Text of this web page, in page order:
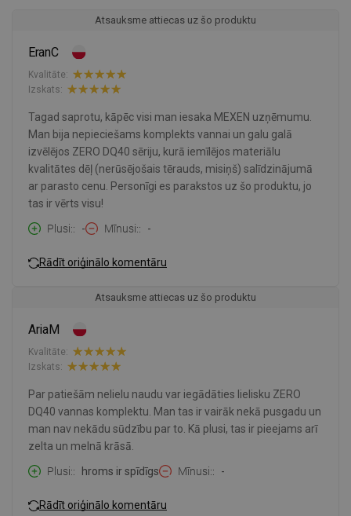
Atsauksme attiecas uz šo produktu
EranC
Kvalitāte:
Izskats:
Tagad saprotu, kāpēc visi man iesaka MEXEN uzņēmumu.
Man bija nepieciešams komplekts vannai un galu galā
izvēlējos ZERO DQ40 sēriju, kurā iemīlējos materiālu
kvalitātes dēļ (nerūsējošais tērauds, misiņš) salīdzinājumā
ar parasto cenu. Personīgi es parakstos uz šo produktu, jo
tas ir vērts visu!
Plusi:
- Mīnusi: -
Rādīt oriģinālo komentāru
Atsauksme attiecas uz šo produktu
AriaM
Kvalitāte:
Izskats:
Par patiešām nelielu naudu var iegādāties lielisku ZERO
DQ40 vannas komplektu. Man tas ir vairāk nekā pusgadu un
man nav nekādu sūdzību par to. Kā plusi, tas ir pieejams arī
zelta un melnā krāsā.
Plusi:
hroms ir spīdīgs Mīnusi: -
Rādīt oriģinālo komentāru